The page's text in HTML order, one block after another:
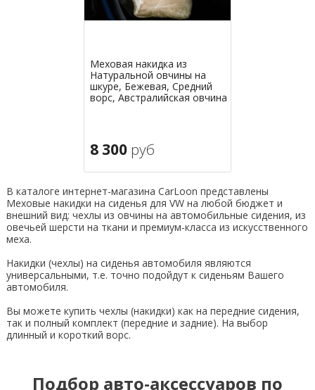
Меховая накидка из
Натуральной овчины на
шкуре, Бежевая, Средний
ворс, Австралийская овчина
8 300 руб
В каталоге интернет-магазина CarLoon представлены
Меховые накидки на сиденья для VW на любой бюджет и
внешний вид: чехлы из овчины на автомобильные сидения, из
овечьей шерсти на ткани и премиум-класса из искусственного
меха.
Накидки (чехлы) на сиденья автомобиля являются
универсальными, т.е. точно подойдут к сиденьям Вашего
автомобиля.
Вы можете купить чехлы (накидки) как на передние сидения,
так и полный комплект (передние и задние). На выбор
длинный и короткий ворс.
Подбор авто-аксессуаров по